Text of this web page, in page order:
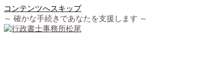
コンテンツへスキップ
～ 確かな手続きであなたを支援します ～